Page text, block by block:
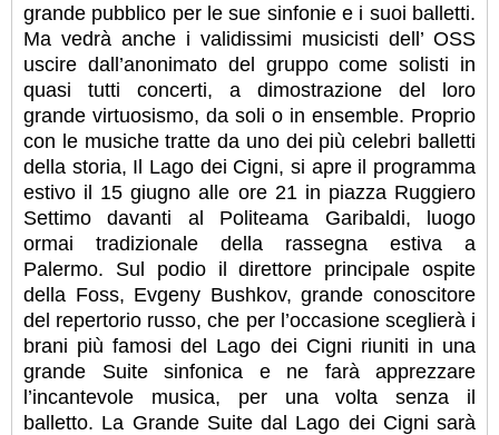
grande pubblico per le sue sinfonie e i suoi balletti.
Ma vedrà anche i validissimi musicisti dell’ OSS
uscire dall’anonimato del gruppo come solisti in
quasi tutti concerti, a dimostrazione del loro
grande virtuosismo, da soli o in ensemble. Proprio
con le musiche tratte da uno dei più celebri balletti
della storia, Il Lago dei Cigni, si apre il programma
estivo il 15 giugno alle ore 21 in piazza Ruggiero
Settimo davanti al Politeama Garibaldi, luogo
ormai tradizionale della rassegna estiva a
Palermo. Sul podio il direttore principale ospite
della Foss, Evgeny Bushkov, grande conoscitore
del repertorio russo, che per l’occasione sceglierà i
brani più famosi del Lago dei Cigni riuniti in una
grande Suite sinfonica e ne farà apprezzare
l’incantevole musica, per una volta senza il
balletto. La Grande Suite dal Lago dei Cigni sarà